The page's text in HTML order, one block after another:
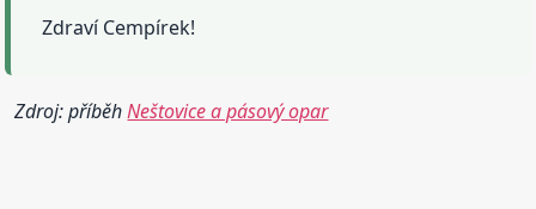
Zdraví Cempírek!
Zdroj: příběhNeštovice a pásový opar